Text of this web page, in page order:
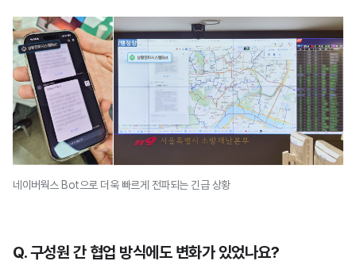
네이버웍스 Bot으로 더욱 빠르게 전파되는 긴급 상황
Q. 구성원 간 협업 방식에도 변화가 있었나요?